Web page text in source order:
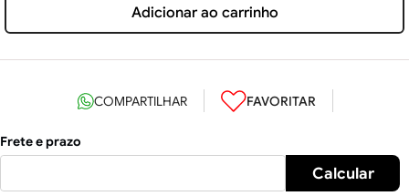
Adicionar ao carrinho